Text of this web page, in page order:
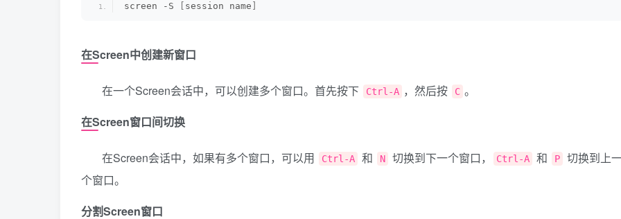
screen -S session name
在Screen中创建新窗口
在一个Screen会话中，可以创建多个窗口。首先按下 Ctrl-A ，然后按 C 。
在Screen窗口间切换
在Screen会话中，如果有多个窗口，可以用 Ctrl-A 和 N 切换到下一个窗口， Ctrl-A 和 P
切换到上
个窗口。
分割Screen窗口